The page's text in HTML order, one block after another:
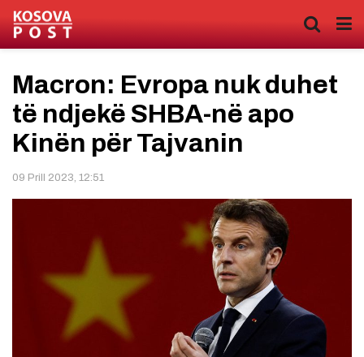
Macron: Evropa nuk duhet
të ndjekë SHBA-në apo
Kinën për Tajvanin
09 Prill 2023, 12:51